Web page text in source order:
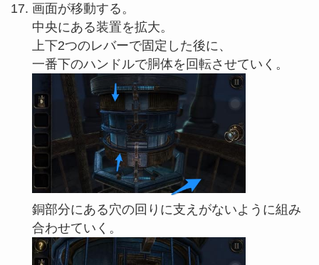
画面が移動する。
中央にある装置を拡大。
上下2つのレバーで固定した後に、
一番下のハンドルで胴体を回転させていく。
銅部分にある穴の回りに支えがないように組み
合わせていく。